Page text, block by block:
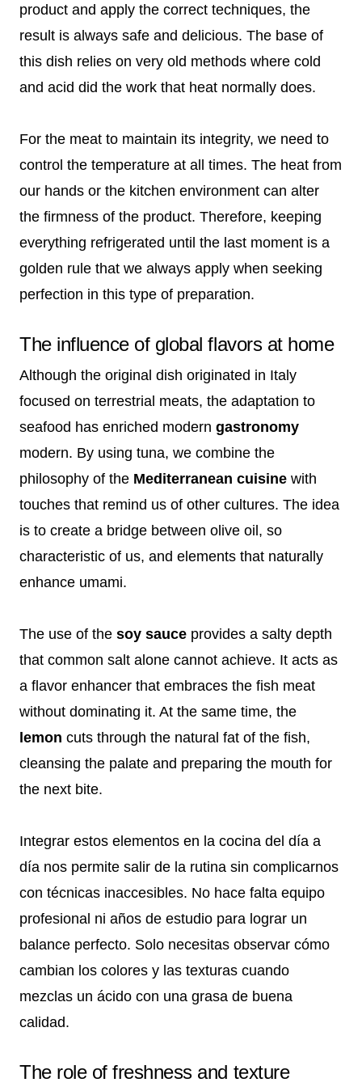
product and apply the correct techniques, the
result is always safe and delicious. The base of
this dish relies on very old methods where cold
and acid did the work that heat normally does.
For the meat to maintain its integrity, we need to
control the temperature at all times. The heat from
our hands or the kitchen environment can alter
the firmness of the product. Therefore, keeping
everything refrigerated until the last moment is a
golden rule that we always apply when seeking
perfection in this type of preparation.
The influence of global flavors at home
Although the original dish originated in Italy
focused on terrestrial meats, the adaptation to
seafood has enriched modern gastronomy
modern. By using tuna, we combine the
philosophy of the Mediterranean cuisine with
touches that remind us of other cultures. The idea
is to create a bridge between olive oil, so
characteristic of us, and elements that naturally
enhance umami.
The use of the soy sauce provides a salty depth
that common salt alone cannot achieve. It acts as
a flavor enhancer that embraces the fish meat
without dominating it. At the same time, the
lemon cuts through the natural fat of the fish,
cleansing the palate and preparing the mouth for
the next bite.
Integrar estos elementos en la cocina del día a
día nos permite salir de la rutina sin complicarnos
con técnicas inaccesibles. No hace falta equipo
profesional ni años de estudio para lograr un
balance perfecto. Solo necesitas observar cómo
cambian los colores y las texturas cuando
mezclas un ácido con una grasa de buena
calidad.
The role of freshness and texture